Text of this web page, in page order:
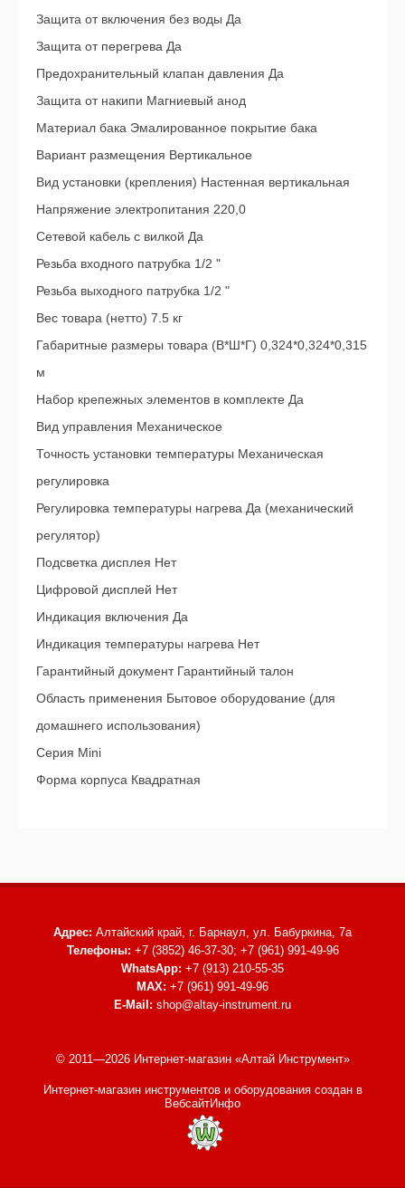
Защита от включения без воды Да
Защита от перегрева Да
Предохранительный клапан давления Да
Защита от накипи Магниевый анод
Материал бака Эмалированное покрытие бака
Вариант размещения Вертикальное
Вид установки (крепления) Настенная вертикальная
Напряжение электропитания 220,0
Сетевой кабель с вилкой Да
Резьба входного патрубка 1/2 "
Резьба выходного патрубка 1/2 "
Вес товара (нетто) 7.5 кг
Габаритные размеры товара (В*Ш*Г) 0,324*0,324*0,315
м
Набор крепежных элементов в комплекте Да
Вид управления Механическое
Точность установки температуры Механическая
регулировка
Регулировка температуры нагрева Да (механический
регулятор)
Подсветка дисплея Нет
Цифровой дисплей Нет
Индикация включения Да
Индикация температуры нагрева Нет
Гарантийный документ Гарантийный талон
Область применения Бытовое оборудование (для
домашнего использования)
Серия Mini
Форма корпуса Квадратная
Адрес: Алтайский край, г. Барнаул, ул. Бабуркина, 7а
Телефоны: +7 (3852) 46-37-30; +7 (961) 991-49-96
WhatsApp: +7 (913) 210-55-35
MAX: +7 (961) 991-49-96
E-Mail: shop@altay-instrument.ru
© 2011—2026 Интернет-магазин «Алтай Инструмент»
Интернет-магазин инструментов и оборудованиясоздан в
ВебсайтИнфо